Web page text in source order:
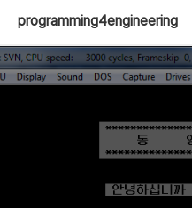
programming4engineering